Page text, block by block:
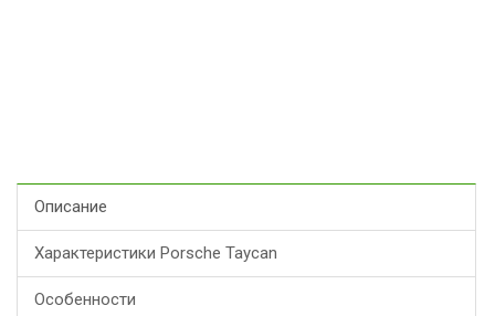
Описание
Характеристики Porsche Taycan
Особенности